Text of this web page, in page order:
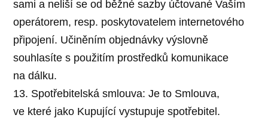
sami a neliší se od běžné sazby účtované Vaším
operátorem, resp. poskytovatelem internetového
připojení. Učiněním objednávky výslovně
souhlasíte s použitím prostředků komunikace
na dálku.
13. Spotřebitelská smlouva: Je to Smlouva,
ve které jako Kupující vystupuje spotřebitel.